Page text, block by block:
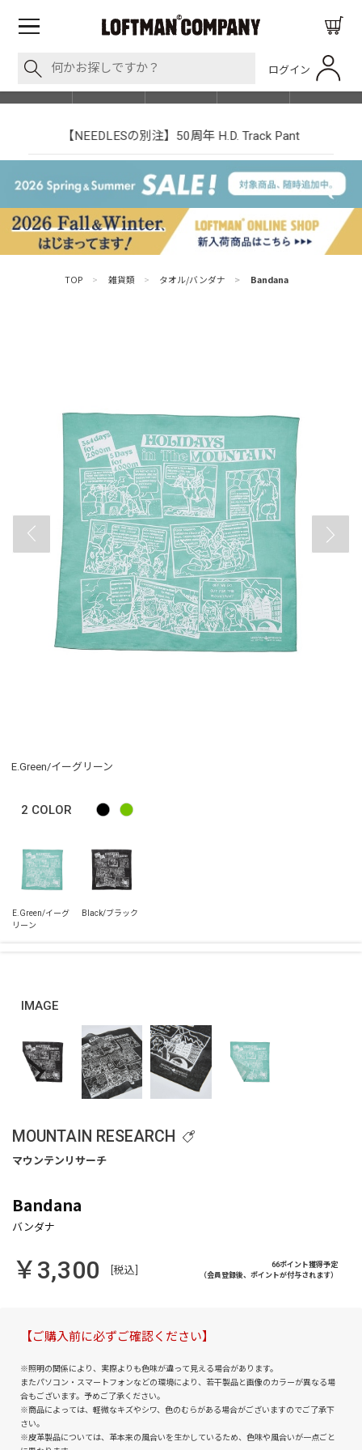
ログイン
SHOP LIST
【NEEDLESの別注】50周年 H.D. Track Pant
TOP > 雑貨類 > タオル/バンダナ > Bandana
E.Green/イーグリーン
2 COLOR
IMAGE
MOUNTAIN RESEARCH
Bandana
￥3,300 [税込]
66ポイント獲得予定
（会員登録後、ポイントが付与されます）
【ご購入前に必ずご確認ください】
※照明の関係により、実際よりも色味が違って見える場合があります。
またパソコン・スマートフォンなどの環境により、若干製品と画像のカラーが異なる場
合もございます。予めご了承ください。
※商品によっては、軽微なキズやシワ、色のむらがある場合がございますのでご了承下
さい。
※皮革製品については、革本来の風合いを生かしているため、色味や風合いが一点ごと